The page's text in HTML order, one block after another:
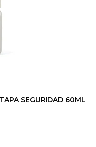
SEGURIDAD 60ML